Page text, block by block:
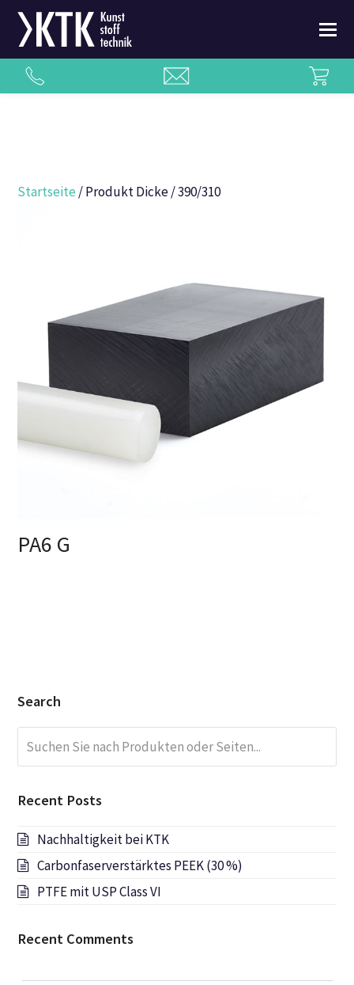
Startseite / Produkt Dicke / 390/310
PA6 G
Search
Sie
nach
oder
Recent Posts
Nachhaltigkeit bei KTK
Carbonfaserverstärktes PEEK (30 %)
PTFE mit USP Class VI
Recent Comments